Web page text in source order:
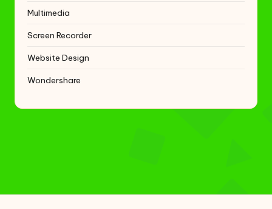
Multimedia
Screen Recorder
Website Design
Wondershare